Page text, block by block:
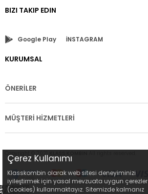
BIZI TAKIP EDIN
Google Play İNSTAGRAM
KURUMSAL
ÖNERİLER
MÜŞTERİ HİZMETLERİ
Çerez Kullanımı
Klasskombin olarak web sitesi deneyiminizi
iyileştirmek için yasal mevzuata uygun çerezler
(cookies) kullanmaktayız. Sitemizde kalmanız